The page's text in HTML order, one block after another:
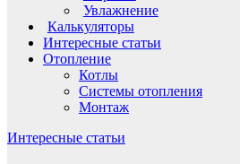
Увлажнение
Калькуляторы
Интересные статьи
Отопление
Котлы
Системы отопления
Монтаж
Интересные статьи